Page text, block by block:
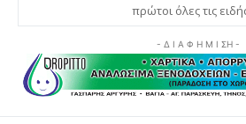
πρώτοι όλες τις
- Δ Ι Α Φ Η Μ Ι ΣΗ -